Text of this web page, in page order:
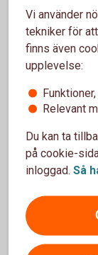
Följ
tydliga
Vi använder
tekniker för
finns även
upplevelse:
Relevant
Du kan ta
på cookie-
inloggad. Så